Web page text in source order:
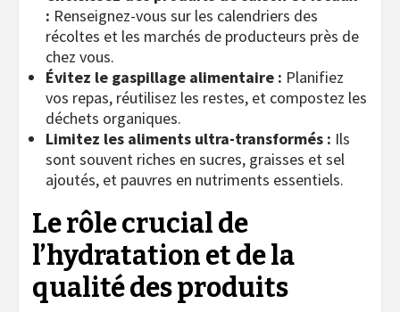
: Renseignez-vous sur les calendriers des
récoltes et les marchés de producteurs près de
chez vous.
Évitez le gaspillage alimentaire : Planifiez
vos repas, réutilisez les restes, et compostez les
déchets organiques.
Limitez les aliments ultra-transformés : Ils
sont souvent riches en sucres, graisses et sel
ajoutés, et pauvres en nutriments essentiels.
Le rôle crucial de
l’hydratation et de la
qualité des produits